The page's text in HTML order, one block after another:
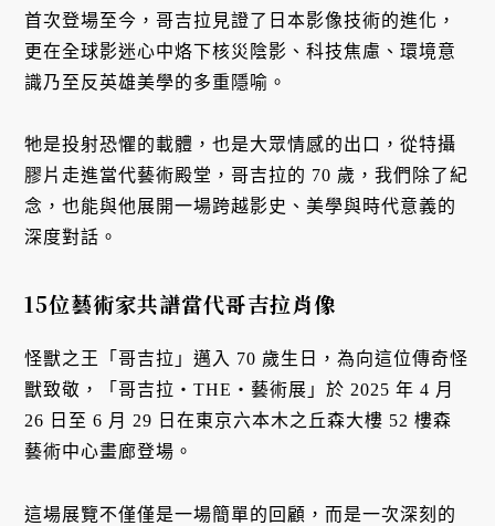
首次登場至今，哥吉拉見證了日本影像技術的進化，
更在全球影迷心中烙下核災陰影、科技焦慮、環境意
識乃至反英雄美學的多重隱喻。
牠是投射恐懼的載體，也是大眾情感的出口，從特攝
膠片走進當代藝術殿堂，哥吉拉的 70 歲，我們除了紀
念，也能與他展開一場跨越影史、美學與時代意義的
深度對話。
15位藝術家共譜當代哥吉拉肖像
怪獸之王「哥吉拉」邁入 70 歲生日，為向這位傳奇怪
獸致敬，「哥吉拉・THE・藝術展」於 2025 年 4 月
26 日至 6 月 29 日在東京六本木之丘森大樓 52 樓森
藝術中心畫廊登場。
這場展覽不僅僅是一場簡單的回顧，而是一次深刻的